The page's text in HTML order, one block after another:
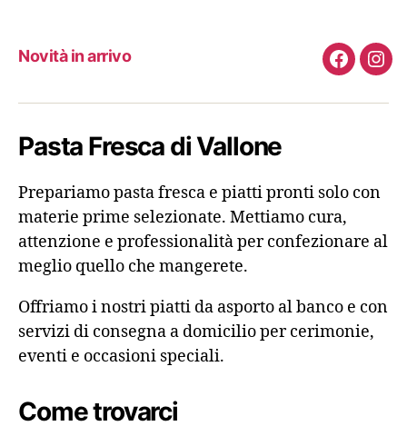
Novità in arrivo
Pasta Fresca di Vallone
Prepariamo pasta fresca e piatti pronti solo con
materie prime selezionate. Mettiamo cura,
attenzione e professionalità per confezionare al
meglio quello che mangerete.
Offriamo i nostri piatti da asporto al banco e con
servizi di consegna a domicilio per cerimonie,
eventi e occasioni speciali.
Come trovarci